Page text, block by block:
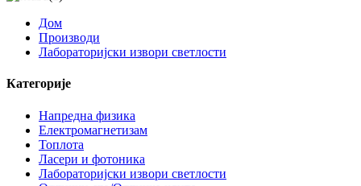
Дом
Производи
Лабораторијски извори светлости
Категорије
Напредна физика
Електромагнетизам
Топлота
Ласери и фотоника
Лабораторијски извори светлости